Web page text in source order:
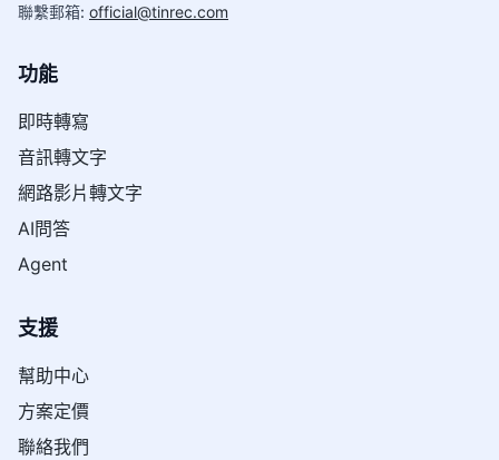
聯繫郵箱: official@tinrec.com
功能
即時轉寫
音訊轉文字
網路影片轉文字
AI問答
Agent
支援
幫助中心
方案定價
聯絡我們